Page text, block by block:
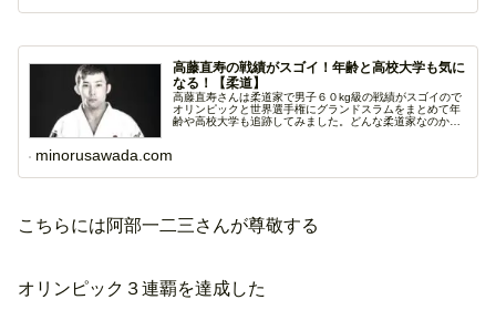
高藤直寿の戦績がスゴイ！年齢と高校大学も気に
なる！【柔道】
高藤直寿さんは柔道家で男子６０kg級の戦績がスゴイので
オリンピックと世界選手権にグランドスラムをまとめて年
齢や高校大学も追跡してみました。どんな柔道家なのか興
minorusawada.com
こちらには阿部一二三さんが尊敬する
オリンピック３連覇を達成した